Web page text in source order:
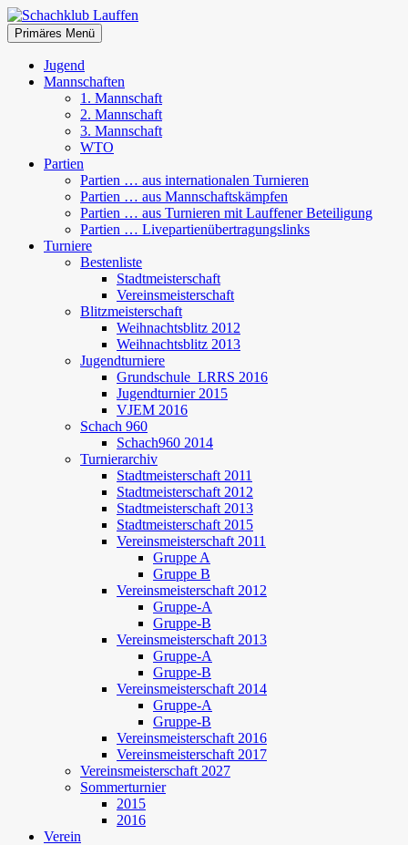
Zum
Inhalt
springen
Schachklub Lauffen
Suchen
Primäres Menü
Jugend
Mannschaften
1. Mannschaft
2. Mannschaft
3. Mannschaft
WTO
Partien
Partien … aus internationalen Turnieren
Partien … aus Mannschaftskämpfen
Partien … aus Turnieren mit Lauffener Beteiligung
Partien … Livepartienübertragungslinks
Turniere
Bestenliste
Stadtmeisterschaft
Vereinsmeisterschaft
Blitzmeisterschaft
Weihnachtsblitz 2012
Weihnachtsblitz 2013
Jugendturniere
Grundschule_LRRS 2016
Jugendturnier 2015
VJEM 2016
Schach 960
Schach960 2014
Turnierarchiv
Stadtmeisterschaft 2011
Stadtmeisterschaft 2012
Stadtmeisterschaft 2013
Stadtmeisterschaft 2015
Vereinsmeisterschaft 2011
Gruppe A
Gruppe B
Vereinsmeisterschaft 2012
Gruppe-A
Gruppe-B
Vereinsmeisterschaft 2013
Gruppe-A
Gruppe-B
Vereinsmeisterschaft 2014
Gruppe-A
Gruppe-B
Vereinsmeisterschaft 2016
Vereinsmeisterschaft 2017
Vereinsmeisterschaft 2027
Sommerturnier
2015
2016
Verein